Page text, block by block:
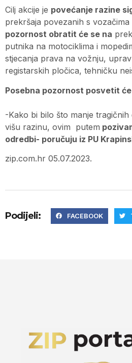
Cilj akcije je povećanje razine
prekršaja povezanih s
pozornost obratit će se na
putnika na motociklima i
stjecanja prava na vožnju,
registarskih pločica, tehničku
Posebna pozornost posvetit
-Kako bi bilo što manje
višu razinu, ovim putem
odredbi- poručuju iz PU
zip.com.hr 05.07.2023.
Podijeli: FACEBOOK